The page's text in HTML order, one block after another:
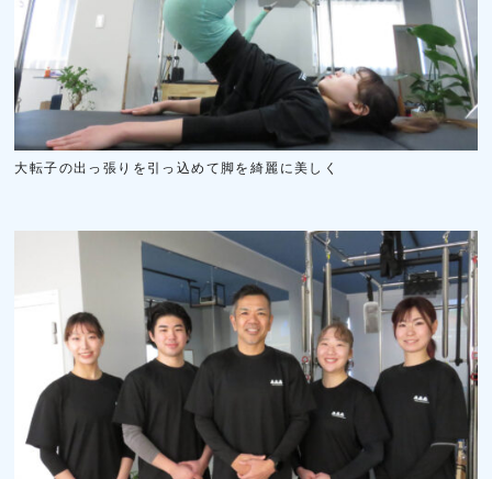
大転子の出っ張りを引っ込めて脚を綺麗に美しく